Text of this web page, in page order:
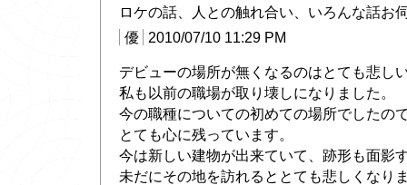
ロケの話、人との触れ合い、いろんな話お
優
2010/07/10 11:29 PM
デビューの場所が無くなるのはとても悲し
私も以前の職場が取り壊しになりました。
今の職種についての初めての場所でしたの
とても心に残っています。
今は新しい建物が出来ていて、跡形も面影
未だにその地を訪れるととても悲しくなり